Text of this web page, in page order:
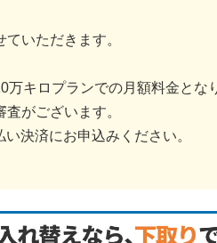
いただきます。
キロプランでの月額料金とな
がございます。
決済にお申込みください。